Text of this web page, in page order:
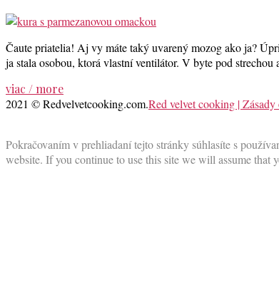
Čaute priatelia! Aj vy máte taký uvarený mozog ako ja?
ja stala osobou, ktorá vlastní ventilátor. V byte pod
viac / more
2021 © Redvelvetcooking.com.Red velvet cooking |
top
Pokračovaním v prehliadaní tejto stránky súhlasíte s
website. If you continue to use this site we will assume that